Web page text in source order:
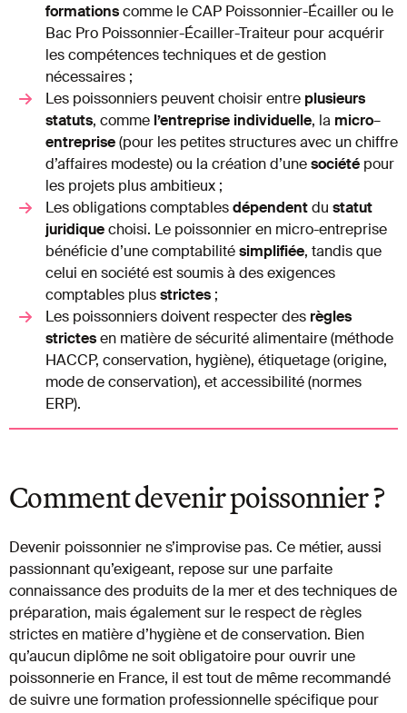
formationscomme le CAP Poissonnier-Écailler ou le
Bac Pro Poissonnier-Écailler-Traiteur pour acquérir
les compétences techniques et de gestion
nécessaires ;
Les poissonniers peuvent choisir entre plusieurs
statuts, comme l’entreprise individuelle, la micro–
entreprise(pour les petites structures avec un chiffre
d’affaires modeste) ou la création d’unesociété pour
les projets plus ambitieux ;
Les obligations comptablesdépendentdu statut
juridiquechoisi. Le poissonnier en micro-entreprise
bénéficie d’une comptabilitésimplifiée, tandis que
celui en société est soumis à des exigences
comptables plusstrictes ;
Les poissonniers doivent respecter des règles
strictesen matière de sécurité alimentaire (méthode
HACCP, conservation, hygiène), étiquetage (origine,
mode de conservation), et accessibilité (normes
ERP).
Comment devenir poissonnier ?
Devenir poissonnier ne s’improvise pas. Ce métier, aussi
passionnant qu’exigeant, repose sur une parfaite
connaissance des produits de la mer et des techniques de
préparation, mais également sur le respect de règles
strictes en matière d’hygiène et de conservation. Bien
qu’aucun diplôme ne soit obligatoire pour ouvrir une
poissonnerie en France, il est tout de même recommandé
de suivre une formation professionnelle spécifique pour